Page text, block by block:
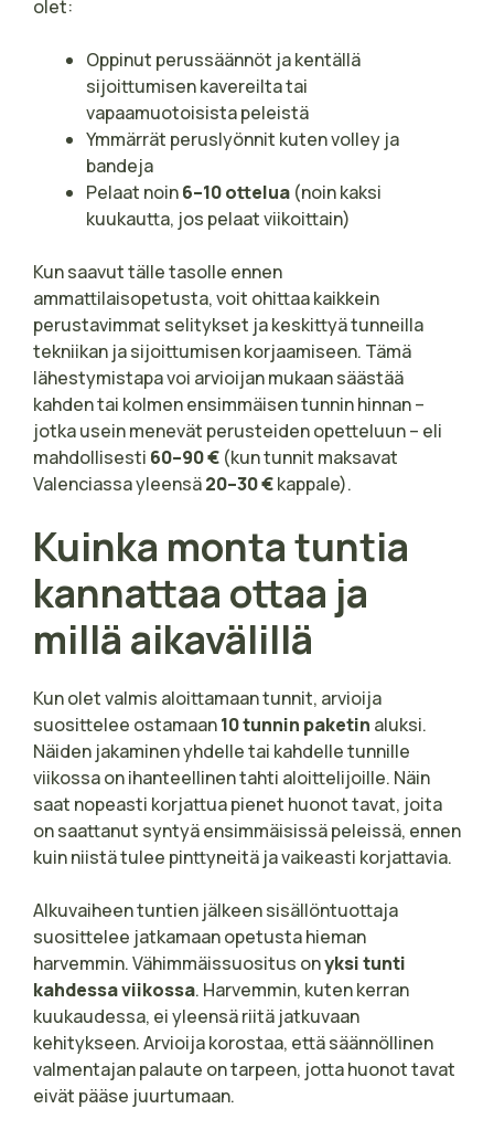
olet:
Oppinut perussäännöt ja kentällä
sijoittumisen kavereilta tai
vapaamuotoisista peleistä
Ymmärrät peruslyönnit kuten volley ja
bandeja
Pelaat noin6–10 ottelua (noin kaksi
kuukautta, jos pelaat viikoittain)
Kun saavut tälle tasolle ennen
ammattilaisopetusta, voit ohittaa kaikkein
perustavimmat selitykset ja keskittyä tunneilla
tekniikan ja sijoittumisen korjaamiseen. Tämä
lähestymistapa voi arvioijan mukaan säästää
kahden tai kolmen ensimmäisen tunnin hinnan –
jotka usein menevät perusteiden opetteluun – eli
mahdollisesti 60–90 € (kun tunnit maksavat
Valenciassa yleensä20–30 €kappale).
Kuinka monta tuntia
kannattaa ottaa ja
millä aikavälillä
Kun olet valmis aloittamaan tunnit, arvioija
suosittelee ostamaan10 tunnin paketin aluksi.
Näiden jakaminen yhdelle tai kahdelle tunnille
viikossa on ihanteellinen tahti aloittelijoille. Näin
saat nopeasti korjattua pienet huonot tavat, joita
on saattanut syntyä ensimmäisissä peleissä, ennen
kuin niistä tulee pinttyneitä ja vaikeasti korjattavia.
Alkuvaiheen tuntien jälkeen sisällöntuottaja
suosittelee jatkamaan opetusta hieman
harvemmin. Vähimmäissuositus onyksi tunti
kahdessa viikossa. Harvemmin, kuten kerran
kuukaudessa, ei yleensä riitä jatkuvaan
kehitykseen. Arvioija korostaa, että säännöllinen
valmentajan palaute on tarpeen, jotta huonot tavat
eivät pääse juurtumaan.